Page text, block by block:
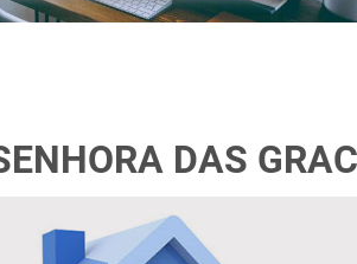
DAS